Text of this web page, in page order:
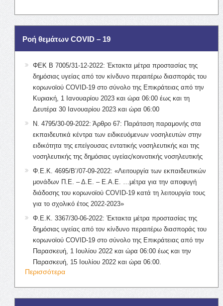
Ροή θεμάτων COVID – 19
ΦΕΚ Β 7005/31-12-2022: Έκτακτα μέτρα προστασίας της
δημόσιας υγείας από τον κίνδυνο περαιτέρω διασποράς του
κορωνοϊού COVID-19 στο σύνολο της Επικράτειας από την
Κυριακή, 1 Ιανουαρίου 2023 και ώρα 06:00 έως και τη
Δευτέρα 30 Ιανουαρίου 2023 και ώρα 06:00
Ν. 4795/30-09-2022: Άρθρο 67: Παράταση παραμονής στα
εκπαιδευτικά κέντρα των ειδικευόμενων νοσηλευτών στην
ειδικότητα της επείγουσας εντατικής νοσηλευτικής και της
νοσηλευτικής της δημόσιας υγείας/κοινοτικής νοσηλευτικής
Φ.Ε.Κ. 4695/Β’/07-09-2022: «Λειτουργία των εκπαιδευτικών
μονάδων Π.Ε. – Δ.Ε. – Ε.Α.Ε. …μέτρα για την αποφυγή
διάδοσης του κορωνοϊού COVID-19 κατά τη λειτουργία τους
για το σχολικό έτος 2022-2023»
Φ.Ε.Κ. 3367/30-06-2022: Έκτακτα μέτρα προστασίας της
δημόσιας υγείας από τον κίνδυνο περαιτέρω διασποράς του
κορωνοϊού COVID-19 στο σύνολο της Επικράτειας από την
Παρασκευή, 1 Ιουλίου 2022 και ώρα 06:00 έως και την
Παρασκευή, 15 Ιουλίου 2022 και ώρα 06:00.
Περισσότερα